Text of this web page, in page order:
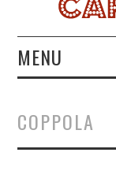
MENU
MIS VIAJES
COPPOLA